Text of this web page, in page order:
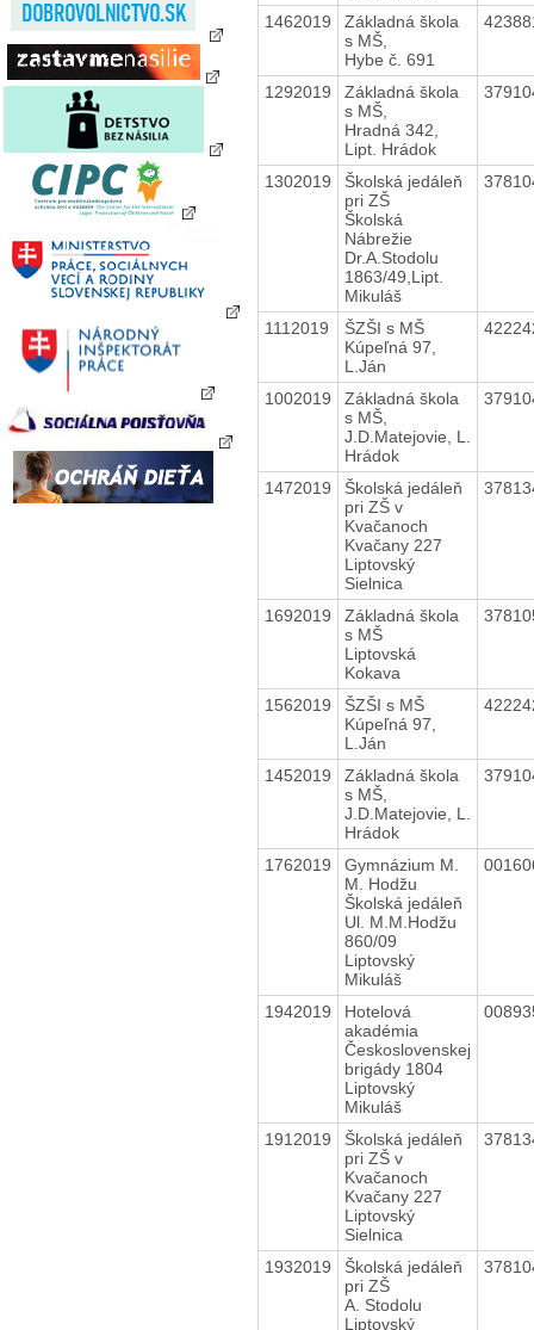
1462019
Základná škola
s MŠ,
Hybe č. 691
1292019
Základná škola
s MŠ,
Hradná 342,
Lipt. Hrádok
1302019
Školská jedáleň
pri ZŠ
Školská
Nábrežie
Dr.A.Stodolu
1863/49,Lipt.
Mikuláš
1112019
ŠZŠI s MŠ
Kúpeľná 97,
L.Ján
1002019
Základná škola
s MŠ,
J.D.Matejovie, L.
Hrádok
1472019
Školská jedáleň
pri ZŠ v
Kvačanoch
Kvačany 227
Liptovský
Sielnica
1692019
Základná škola
s MŠ
Liptovská
Kokava
1562019
ŠZŠI s MŠ
Kúpeľná 97,
L.Ján
1452019
Základná škola
s MŠ,
J.D.Matejovie, L.
Hrádok
1762019
Gymnázium M.
M. Hodžu
Školská jedáleň
Ul. M.M.Hodžu
860/09
Liptovský
Mikuláš
1942019
Hotelová
akadémia
Československej
brigády 1804
Liptovský
Mikuláš
1912019
Školská jedáleň
pri ZŠ v
Kvačanoch
Kvačany 227
Liptovský
Sielnica
1932019
Školská jedáleň
pri ZŠ
A. Stodolu
Liptovský